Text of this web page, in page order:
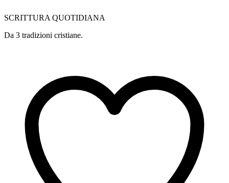
SCRITTURA QUOTIDIANA
Da 3 tradizioni cristiane.